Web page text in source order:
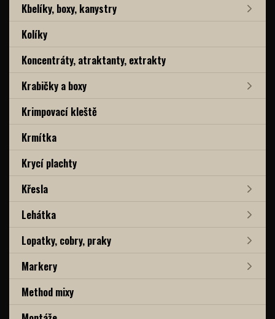
Kbelíky, boxy, kanystry
Kolíky
Koncentráty, atraktanty, extrakty
Krabičky a boxy
Krimpovací kleště
Krmítka
Krycí plachty
Křesla
Lehátka
Lopatky, cobry, praky
Markery
Method mixy